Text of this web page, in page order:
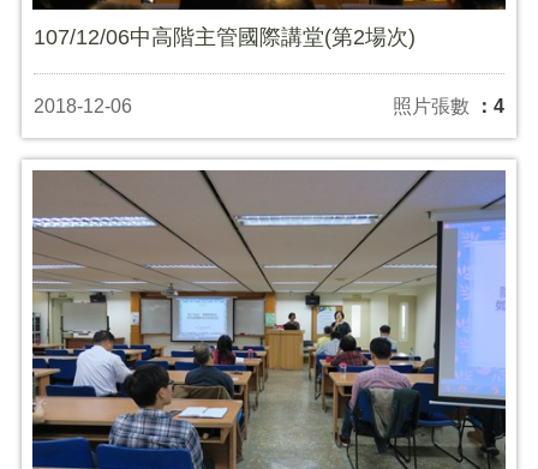
107/12/06中高階主管國際講堂(第2場次)
2018-12-06 照片張數 ：4